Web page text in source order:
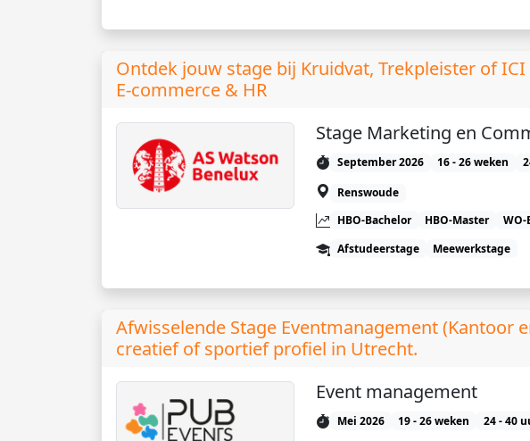
Ontdek jouw stage bij Kruidvat, Trekpleister of ICI
E‑commerce & HR
Stage Marketing en
September 2026 16 - 26 weken
Renswoude
HBO-Bachelor
HBO-Master WO-
Afstudeerstage
Meewerkstage
Afwisselende Stage Eventmanagement (Kantoor
creatief of sportief profiel in Utrecht.
Event management
Mei 2026 19 - 26 weken
24 - 40